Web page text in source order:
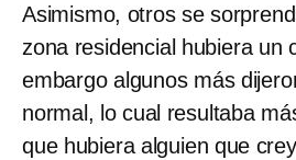
Asimismo, otros se
zona residencial hubiera un
embargo algunos más
normal, lo cual resultaba
que hubiera alguien que